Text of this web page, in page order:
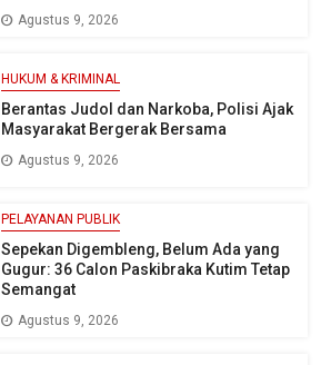
Agustus 9, 2026
HUKUM & KRIMINAL
Berantas Judol dan Narkoba, Polisi Ajak
Masyarakat Bergerak Bersama
Agustus 9, 2026
PELAYANAN PUBLIK
Sepekan Digembleng, Belum Ada yang
Gugur: 36 Calon Paskibraka Kutim Tetap
Semangat
Agustus 9, 2026